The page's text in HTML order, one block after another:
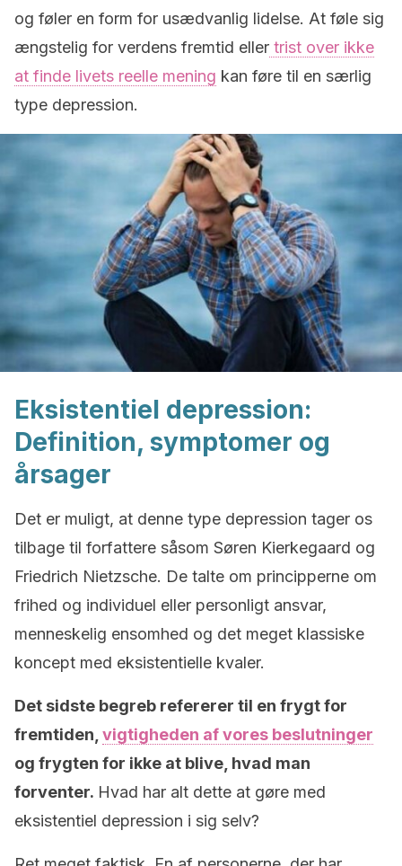
og føler en form for usædvanlig lidelse. At føle sig
ængstelig for verdens fremtid eller trist over ikke
at finde livets reelle mening kan føre til en særlig
type depression.
Eksistentiel depression:
Definition, symptomer og
årsager
Det er muligt, at denne type depression tager os
tilbage til forfattere såsom Søren Kierkegaard og
Friedrich Nietzsche. De talte om principperne om
frihed og individuel eller personligt ansvar,
menneskelig ensomhed og det meget klassiske
koncept med eksistentielle kvaler.
Det sidste begreb refererer til en frygt for
fremtiden, vigtigheden af vores beslutninger
og frygten for ikke at blive, hvad man
forventer. Hvad har alt dette at gøre med
eksistentiel depression i sig selv?